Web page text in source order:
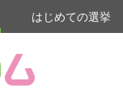
はじめての選挙